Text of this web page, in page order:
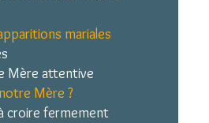
mariales
Mère attentive
Mère ?
croire fermement